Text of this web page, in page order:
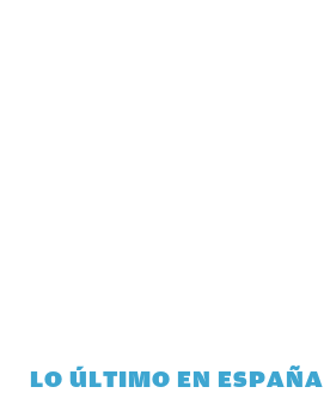
LO ÚLTIMO EN ESPAÑA